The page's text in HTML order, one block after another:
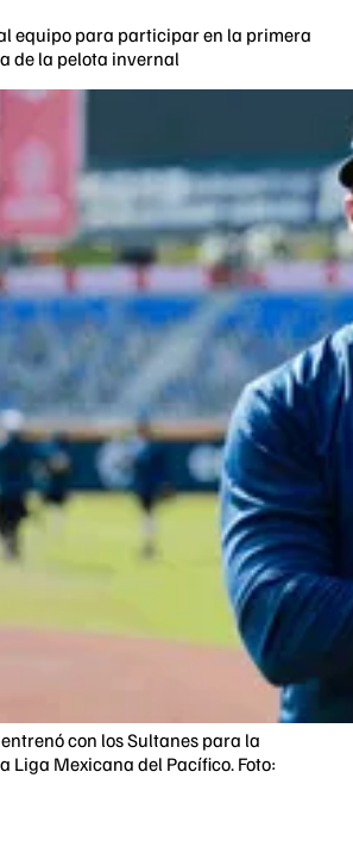
equipo para participar en la primera
de la pelota invernal
con los Sultanes para la
Liga Mexicana del Pacífico. Foto: